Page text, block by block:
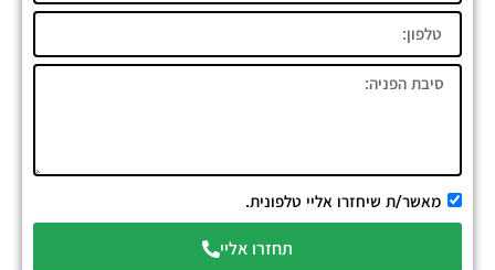
מאשר/ת שיחזרו אליי טלפונית.
תחזרו אליי